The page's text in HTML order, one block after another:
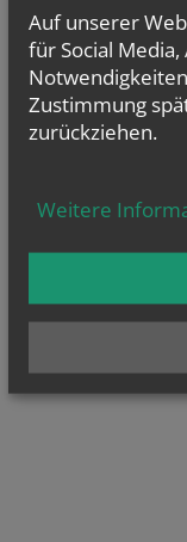
+43 664 165 45 05
Hier entsteht die
Leitha
Auf unserer
für Social
Zustimmung
zurückziehen.
Weitere